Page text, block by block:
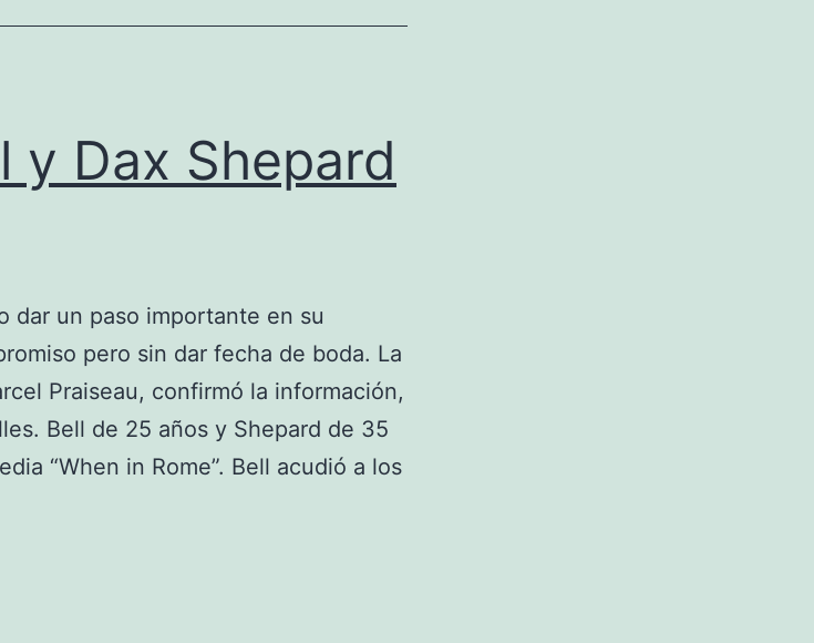
y Dax Shepard
dar un paso importante en su
pero sin dar fecha de boda. La
Praiseau, confirmó la información,
Bell de 25 años y Shepard de 35
“When in Rome”. Bell acudió a los